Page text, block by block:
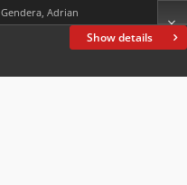
Show details
Gendera, Adrian